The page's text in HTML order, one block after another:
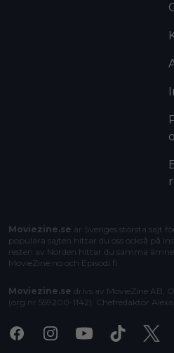
Moviezine.se är Sveriges största sajt
populära sajten hittar du oss också på
resten av Norden hittar du samma
MovieZine.no och Episodi.fi
Moviezine.se drivs av MovieZine AB,
(org.nr 559200-1142). Chefredaktör
FacebookInstagramYoutubeTiktok X